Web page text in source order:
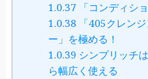
1.0.37 「コンディシ
1.0.38 「405クレン
ー」を極める！
1.0.39 シンプリッチ
ら幅広く使える